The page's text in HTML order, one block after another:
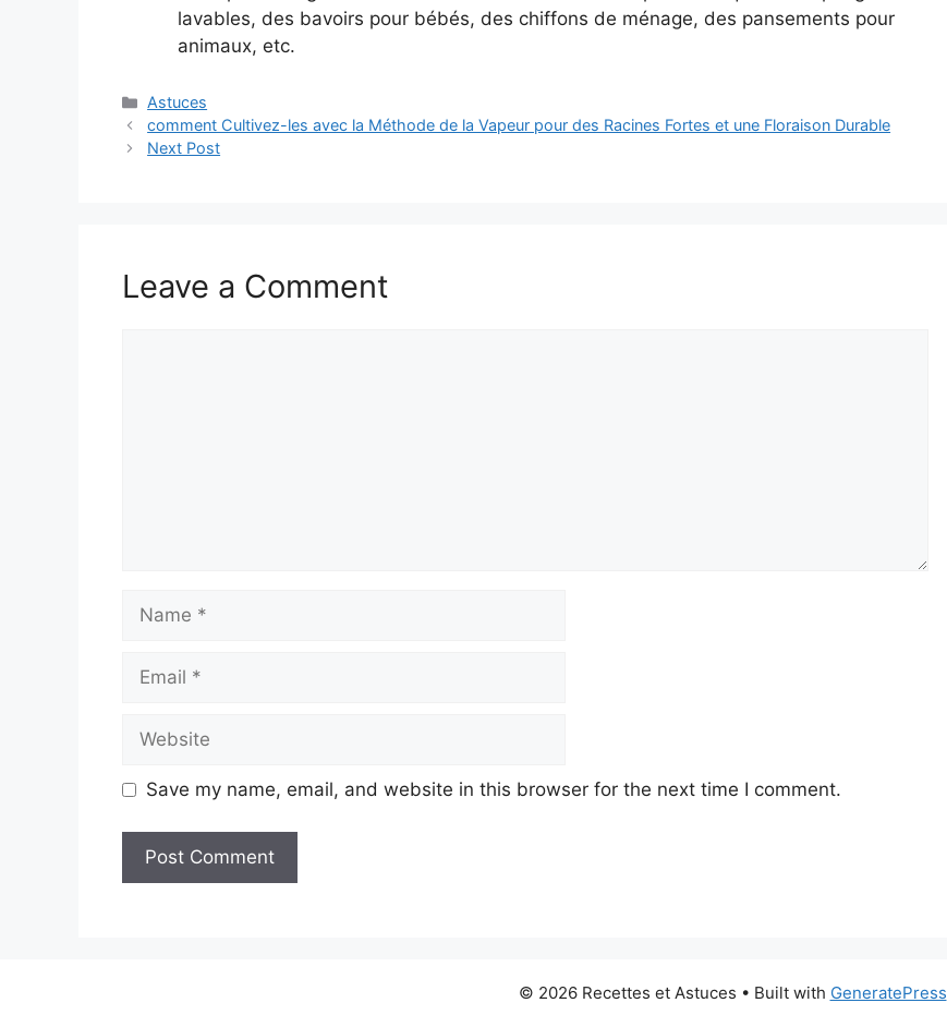
lavables, des bavoirs pour bébés, des chiffons de ménage, des pansements pour
animaux, etc.
Categories
Astuces
comment Cultivez-les avec la Méthode de la Vapeur pour des Racines Fortes et une Floraison Durable
Next Post
Leave a Comment
Name
Email
Website
Save my name, email, and website in this browser for the next time I comment.
© 2026 Recettes et Astuces • Built with GeneratePress